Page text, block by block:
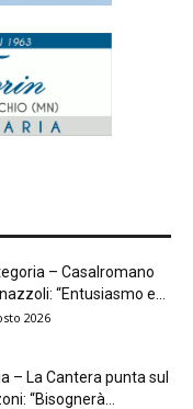
– Casalromano
“Entusiasmo e...
2026
– La Cantera punta sul
“Bisognerà...